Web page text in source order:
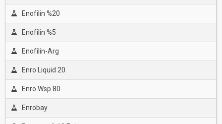
Enofilin %20
Enofilin %5
Enofilin-Arg
Enro Liquid 20
Enro Wsp 80
Enrobay